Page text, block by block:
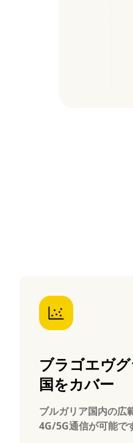
ブラゴエヴ
国をカバー
ブルガリア国内の広
4G/5G通信が可能で